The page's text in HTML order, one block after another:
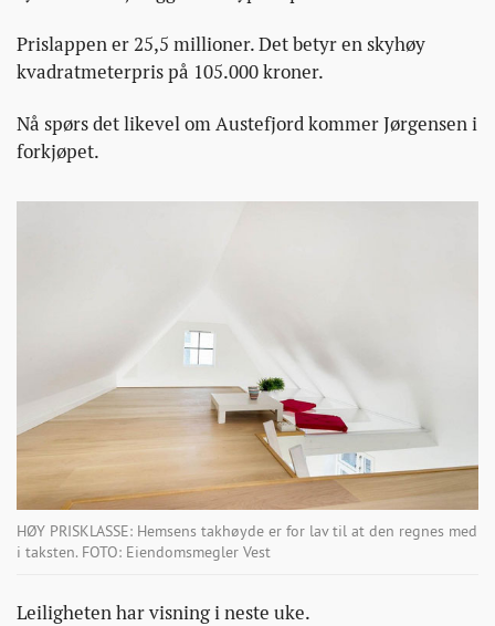
Prislappen er 25,5 millioner. Det betyr en skyhøy
kvadratmeterpris på 105.000 kroner.
Nå spørs det likevel om Austefjord kommer Jørgensen i
forkjøpet.
HØY PRISKLASSE: Hemsens takhøyde er for lav til at den regnes med
i taksten. FOTO: Eiendomsmegler Vest
Leiligheten har visning i neste uke.